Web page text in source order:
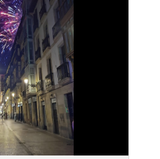
gero, teknologia hori
ematen diguzu.